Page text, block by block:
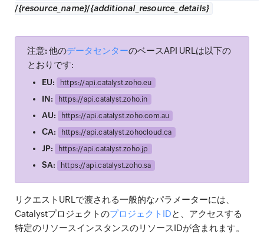
/{resource_name}/{additional_resource_details}
注意:他のデータセンターのベースAPI URLは以下の
とおりです:
EU: https://api.catalyst.zoho.eu
IN: https://api.catalyst.zoho.in
AU: https://api.catalyst.zoho.com.au
CA: https://api.catalyst.zohocloud.ca
JP: https://api.catalyst.zoho.jp
SA: https://api.catalyst.zoho.sa
リクエストURLで渡される一般的なパラメーターには、
CatalystプロジェクトのプロジェクトIDと、アクセスする
特定のリソースインスタンスのリソースIDが含まれます。